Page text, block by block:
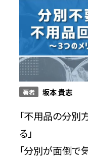
不用品
当社に
サービス
著者 坂本 貴志
「不用品の分別
る」
「分別が面倒で